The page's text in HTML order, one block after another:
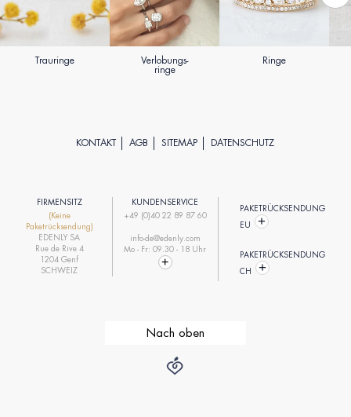
Trauringe Verlobungs-
ringe
Ringe
KONTAKT AGB SITEMAP DATENSCHUTZ
FIRMENSITZ
(Keine
Paketrücksendung)
EDENLY SA
Rue de Rive 4
1204 Genf
SCHWEIZ
KUNDENSERVICE
+49 (0)40 22 89 87 60
info-de@edenly.com
Mo - Fr: 09.30 - 18 Uhr
PAKETRÜCKSENDUNG
EU
PAKETRÜCKSENDUNG
CH
Nach oben